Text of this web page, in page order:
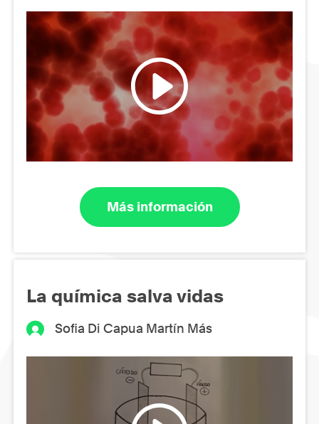
Más información
La química salva vidas
Sofia Di Capua Martín Más